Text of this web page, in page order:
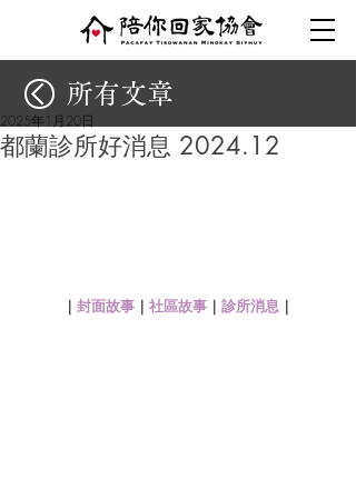
都蘭診所好消息 2024.12
2025年1月20日
｜ 封面故事 ｜ 社區故事 ｜ 診所消息 ｜
所有文章